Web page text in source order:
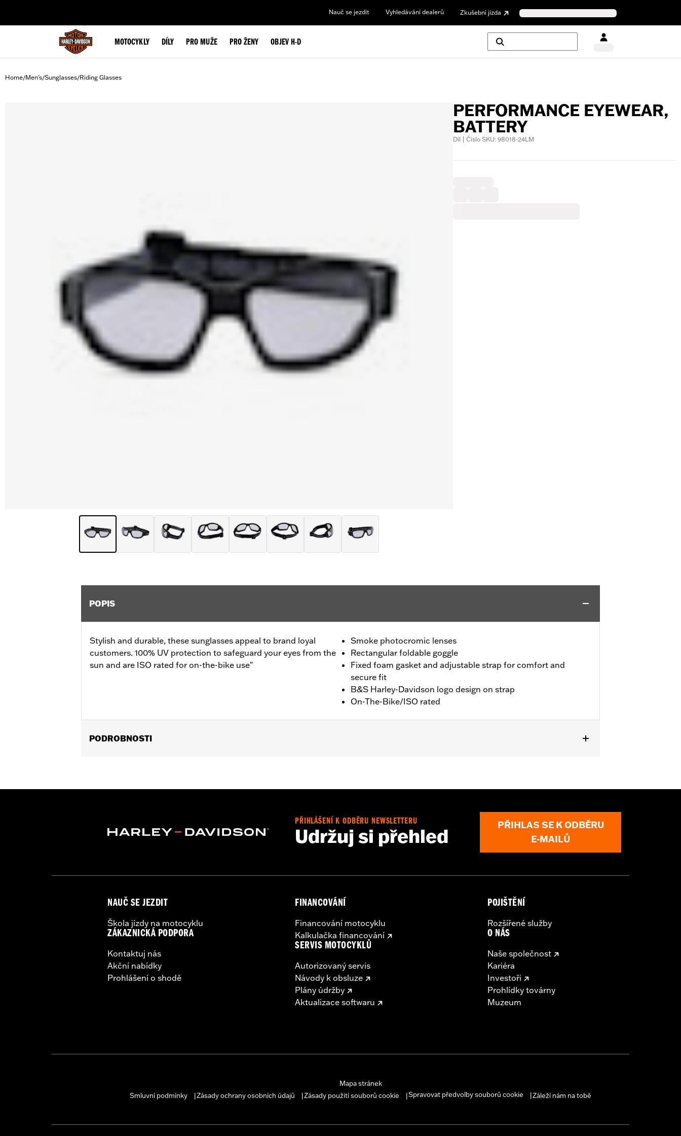
Nauč se jezdit Vyhledávání dealerů Zkušební jízda
MOTOCYKLY DÍLY PRO MUŽE PRO ŽENY OBJEV H-D
Home/Men's/Sunglasses/Riding Glasses
PERFORMANCE EYEWEAR,
BATTERY
Díl | Číslo SKU: 98018-24LM
POPIS
Stylish and durable, these sunglasses appeal to brand loyal
customers. 100% UV protection to safeguard your eyes from the
sun and are ISO rated for on-the-bike use"
Smoke photocromic lenses
Rectangular foldable goggle
Fixed foam gasket and adjustable strap for comfort and
secure fit
B&S Harley-Davidson logo design on strap
On-The-Bike/ISO rated
PODROBNOSTI
Origin:Imported
PŘIHLÁŠENÍ K ODBĚRU NEWSLETTERU
Udržuj si přehled
PŘIHLAS SE K ODBĚRU
E-MAILŮ
NAUČ SE JEZDIT
Škola jízdy na motocyklu
ZÁKAZNICKÁ PODPORA
Kontaktuj nás
Akční nabídky
Prohlášení o shodě
FINANCOVÁNÍ
Financování motocyklu
Kalkulačka financování
SERVIS MOTOCYKLŮ
Autorizovaný servis
Návody k obsluze
Plány údržby
Aktualizace softwaru
POJIŠTĚNÍ
Rozšířené služby
O NÁS
Naše společnost
Kariéra
Investoři
Prohlídky továrny
Muzeum
Mapa stránek
Smluvní podmínky
Zásady ochrany osobních údajů Zásady použití souborů cookie Spravovat předvolby souborů cookie Záleží nám na tobě